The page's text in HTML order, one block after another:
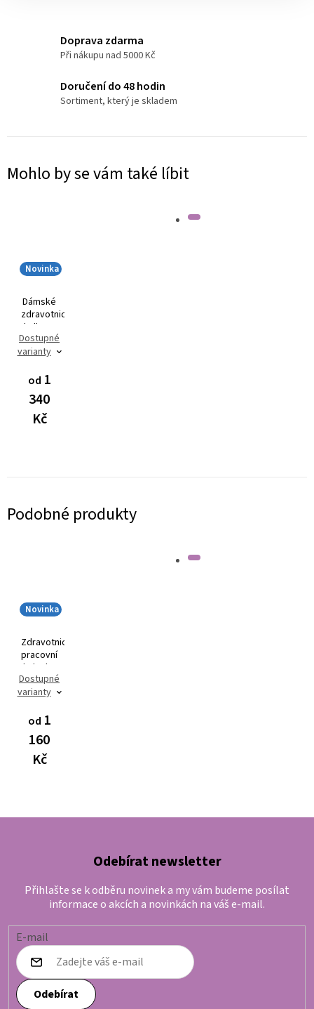
Doprava zdarma
Při nákupu nad 5000 Kč
Doručení do 48 hodin
Sortiment, který je skladem
Mohlo by se vám také líbit
Novinka
Dámské
zdravotnické
kalhoty
Dynamic
FLEX
Dostupné
varianty
od 1
340
Kč
Podobné produkty
Novinka
Zdravotnická
pracovní
halenka
AVA Flex
3101
Dostupné
varianty
od 1
160
Kč
Odebírat newsletter
Přihlašte se k odběru novinek a my vám budeme posílat
informace o akcích a novinkách na váš e-mail.
E-mail
Odebírat